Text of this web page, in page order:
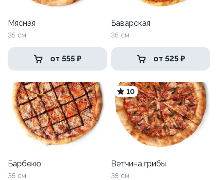
Мясная
35 см
от 555 ₽
Баварская
35 см
от 525 ₽
Барбекю
35 см
10
Ветчина грибы
35 см